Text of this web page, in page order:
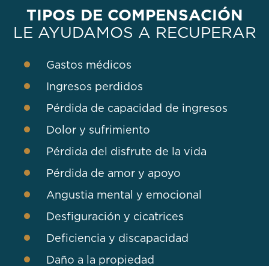
TIPOS DE COMPENSACIÓN
LE AYUDAMOS A RECUPERAR
Gastos médicos
Ingresos perdidos
Pérdida de capacidad de ingresos
Dolor y sufrimiento
Pérdida del disfrute de la vida
Pérdida de amor y apoyo
Angustia mental y emocional
Desfiguración y cicatrices
Deficiencia y discapacidad
Daño a la propiedad